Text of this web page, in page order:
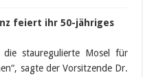
feiert ihr 50-jähriges
stauregulierte Mosel für
sagte der Vorsitzende Dr.